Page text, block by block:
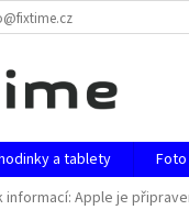
a tablety
informací: Apple je